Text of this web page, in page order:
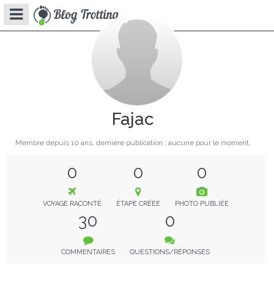
Fajac
Membre depuis 10 ans, dernière publication : aucune pour le moment.
0
VOYAGE RACONTÉ
0
ÉTAPE CRÉÉE
0
PHOTO PUBLIÉE
30
COMMENTAIRES
0
QUESTIONS/RÉPONSES